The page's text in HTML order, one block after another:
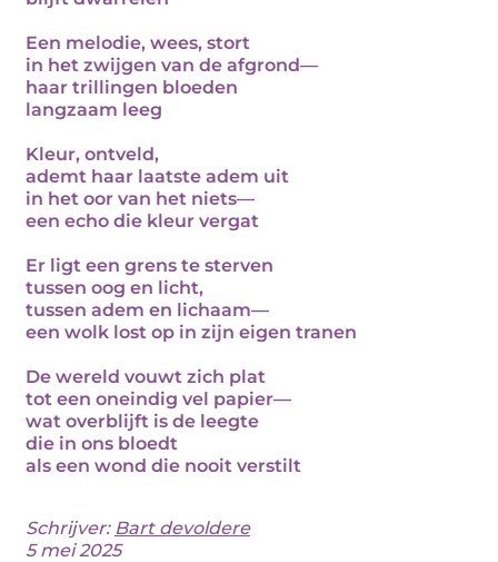
Een melodie, wees, stort
in het zwijgen van de afgrond—
haar trillingen bloeden
langzaam leeg
Kleur, ontveld,
ademt haar laatste adem uit
in het oor van het niets—
een echo die kleur vergat
Er ligt een grens te sterven
tussen oog en licht,
tussen adem en lichaam—
een wolk lost op in zijn eigen tranen
De wereld vouwt zich plat
tot een oneindig vel papier—
wat overblijft is de leegte
die in ons bloedt
als een wond die nooit verstilt
Schrijver: Bart devoldere
5 mei 2025